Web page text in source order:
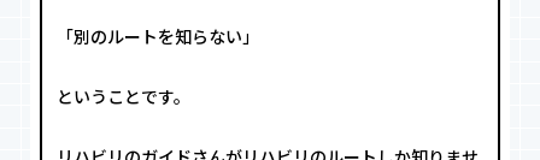
「別のルートを知らない」
ということです。